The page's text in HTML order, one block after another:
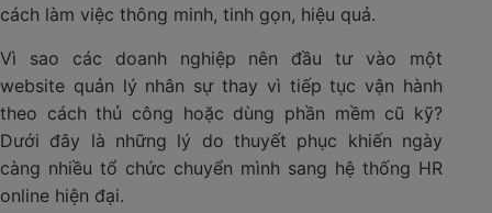
cách làm việc thông minh, tinh gọn, hiệu quả.
Vì sao các doanh nghiệp nên đầu tư vào một
website quản lý nhân sự thay vì tiếp tục vận hành
theo cách thủ công hoặc dùng phần mềm cũ kỹ?
Dưới đây là những lý do thuyết phục khiến ngày
càng nhiều tổ chức chuyển mình sang hệ thống HR
online hiện đại.